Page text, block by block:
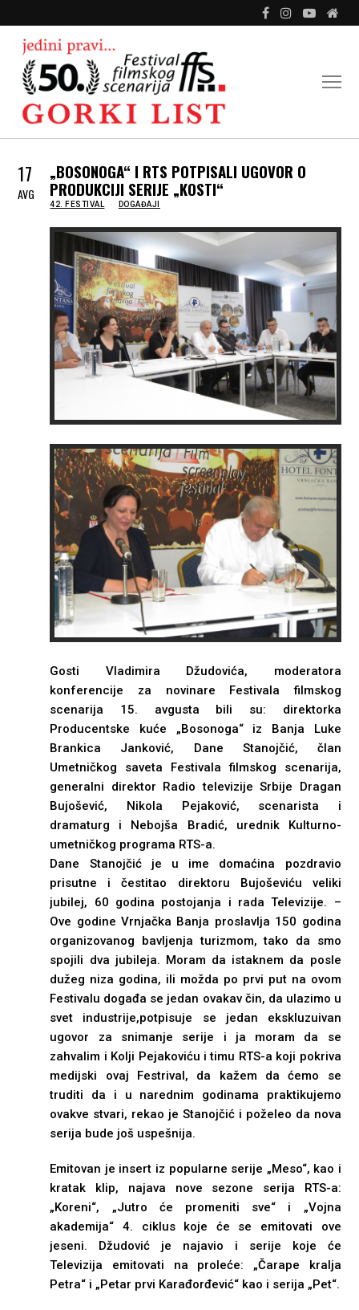
17
AVG
„BOSONOGA“ I RTS POTPISALI UGOVOR O
PRODUKCIJI SERIJE „KOSTI“
IN
42. FESTIVAL DOGAĐAJI
Gosti Vladimira Džudovića, moderatora
konferencije za novinare Festivala filmskog
scenarija 15. avgusta bili su: direktorka
Producentske kuće „Bosonoga“ iz Banja Luke
Brankica Janković, Dane Stanojčić, član
Umetničkog saveta Festivala filmskog scenarija,
generalni direktor Radio televizije Srbije Dragan
Bujošević, Nikola Pejaković, scenarista i
dramaturg i Nebojša Bradić, urednik Kulturno-
umetničkog programa RTS-a.
Dane Stanojčić je u ime domaćina pozdravio
prisutne i čestitao direktoru Bujoševiću veliki
jubilej, 60 godina postojanja i rada Televizije. –
Ove godine Vrnjačka Banja proslavlja 150 godina
organizovanog bavljenja turizmom, tako da smo
spojili dva jubileja. Moram da istaknem da posle
dužeg niza godina, ili možda po prvi put na ovom
Festivalu događa se jedan ovakav čin, da ulazimo u
svet industrije,potpisuje se jedan ekskluzuivan
ugovor za snimanje serije i ja moram da se
zahvalim i Kolji Pejakoviću i timu RTS-a koji pokriva
medijski ovaj Festrival, da kažem da ćemo se
truditi da i u narednim godinama praktikujemo
ovakve stvari, rekao je Stanojčić i poželeo da nova
serija bude još uspešnija.
Emitovan je insert iz popularne serije „Meso“, kao i
kratak klip, najava nove sezone serija RTS-a:
„Koreni“, „Jutro će promeniti sve“ i „Vojna
akademija“ 4. ciklus koje će se emitovati ove
jeseni. Džudović je najavio i serije koje će
Televizija emitovati na proleće: „Čarape kralja
Petra“ i „Petar prvi Karađorđević“ kao i serija „Pet“.